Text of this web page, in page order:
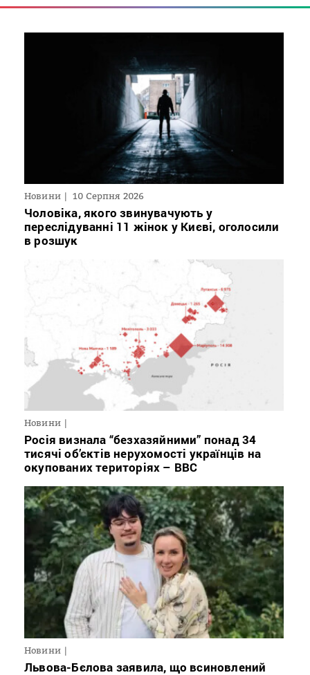
Новини 10 Серпня 2026
Чоловіка, якого звинувачують у
переслідуванні 11 жінок у Києві, оголосили
в розшук
Новини
Росія визнала “безхазяйними” понад 34
тисячі об’єктів нерухомості українців на
окупованих територіях – BBC
Новини
Львова-Бєлова заявила, що всиновлений